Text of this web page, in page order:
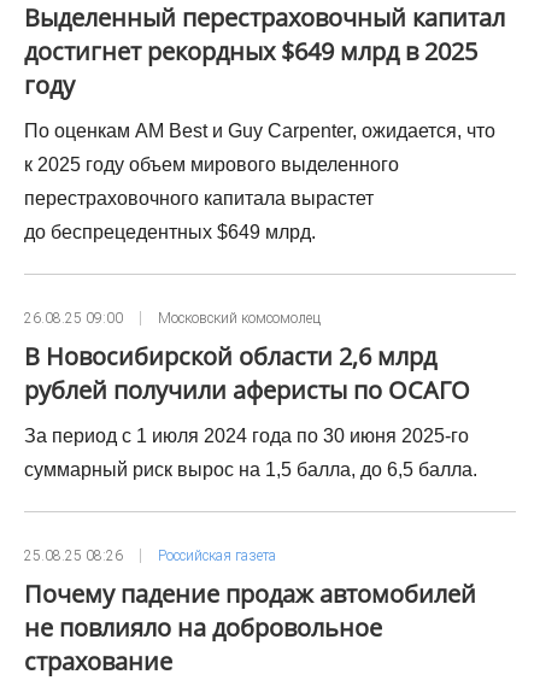
Выделенный перестраховочный капитал
достигнет рекордных $649 млрд в 2025
году
По оценкам AM Best и Guy Carpenter, ожидается, что
к 2025 году объем мирового выделенного
перестраховочного капитала вырастет
до беспрецедентных $649 млрд.
26.08.25 09:00 Московский комсомолец
В Новосибирской области 2,6 млрд
рублей получили аферисты по ОСАГО
За период с 1 июля 2024 года по 30 июня 2025-го
суммарный риск вырос на 1,5 балла, до 6,5 балла.
25.08.25 08:26 Российская газета
Почему падение продаж автомобилей
не повлияло на добровольное
страхование